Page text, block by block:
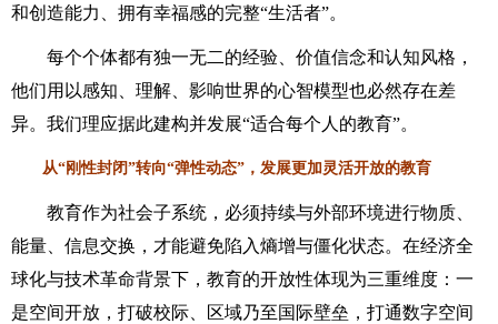
和创造能力、拥有幸福感的完整“生活者”。
每个个体都有独一无二的经验、价值信念和认知风格，
他们用以感知、理解、影响世界的心智模型也必然存在差
异。我们理应据此建构并发展“适合每个人的教育”。
从“刚性封闭”转向“弹性动态”，发展更加灵活开放的教育
教育作为社会子系统，必须持续与外部环境进行物质、
能量、信息交换，才能避免陷入熵增与僵化状态。在经济全
球化与技术革命背景下，教育的开放性体现为三重维度：一
是空间开放，打破校际、区域乃至国际壁垒，打通数字空间